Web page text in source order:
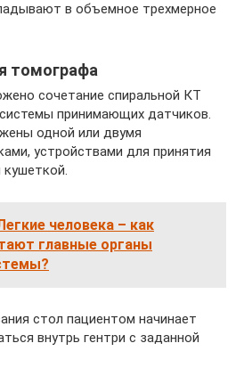
в объемное трехмерное
томографа
сочетание спиральной КТ
принимающих датчиков.
одной или двумя
устройствами для принятия
кушеткой.
человека – как
главные органы
стол пациентом начинает
внутрь гентри с заданной